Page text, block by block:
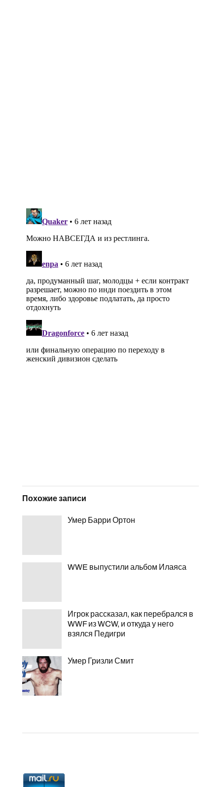
Похожие записи
Умер Барри Ортон
WWE выпустили альбом Илаяса
Игрок рассказал, как перебрался в
WWF из WCW, и откуда у него
взялся Педигри
Умер Гризли Смит